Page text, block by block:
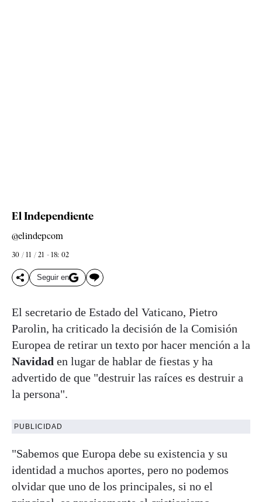
El Independiente
@elindepcom
30 / 11 / 21 - 18: 02
Seguir en
El secretario de Estado del Vaticano, Pietro
Parolin, ha criticado la decisión de la Comisión
Europea de retirar un texto por hacer mención a la
Navidad en lugar de hablar de fiestas y ha
advertido de que "destruir las raíces es destruir a
la persona".
PUBLICIDAD
"Sabemos que Europa debe su existencia y su
identidad a muchos aportes, pero no podemos
olvidar que uno de los principales, si no el